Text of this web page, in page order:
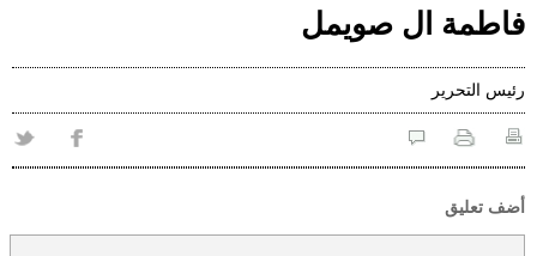
فاطمة ال صويمل
رئيس التحرير
أضف تعليق